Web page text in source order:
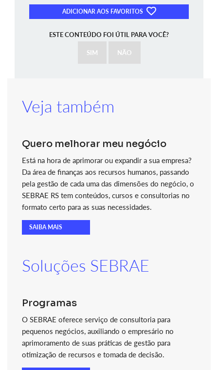
ADICIONAR AOS FAVORITOS
ESTE CONTEÚDO FOI ÚTIL PARA VOCÊ?
SIM NÃO
Veja também
Quero melhorar meu negócio
Está na hora de aprimorar ou expandir a sua empresa?
Da área de finanças aos recursos humanos, passando
pela gestão de cada uma das dimensões do negócio, o
SEBRAE RS tem conteúdos, cursos e consultorias no
formato certo para as suas necessidades.
SAIBA MAIS
Soluções SEBRAE
Programas
O SEBRAE oferece serviço de consultoria para
pequenos negócios, auxiliando o empresário no
aprimoramento de suas práticas de gestão para
otimização de recursos e tomada de decisão.